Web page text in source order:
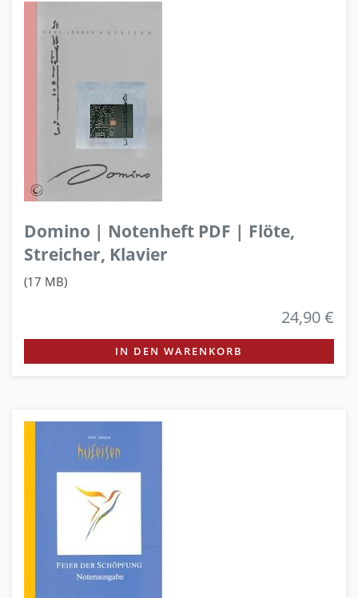
Domino | Notenheft PDF | Flöte,
Streicher, Klavier
(17 MB)
24,90 €
IN DEN WARENKORB